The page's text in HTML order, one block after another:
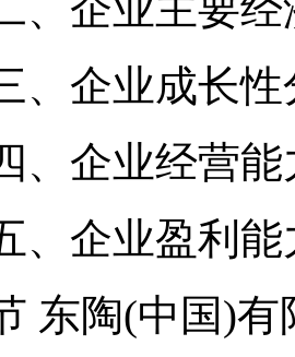
业成长性
经营能
盈利能力
陶(中国)有